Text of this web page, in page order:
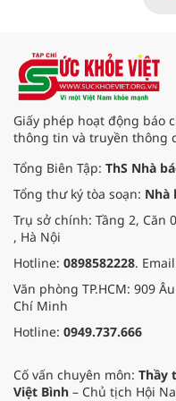
Giấy phép hoạt động báo
thông tin và truyền thông
Tổng Biên Tập: ThS Nhà
Tổng thư ký tòa soạn: Nhà
Trụ sở chính: Tầng 2, Căn
, Hà Nội
Hotline: 0898582228.
Văn phòng TP.HCM: 909
Chí Minh
Hotline: 0949.737.666
Cố vấn chuyên môn: Thầy
Việt Bình – Chủ tịch Hội